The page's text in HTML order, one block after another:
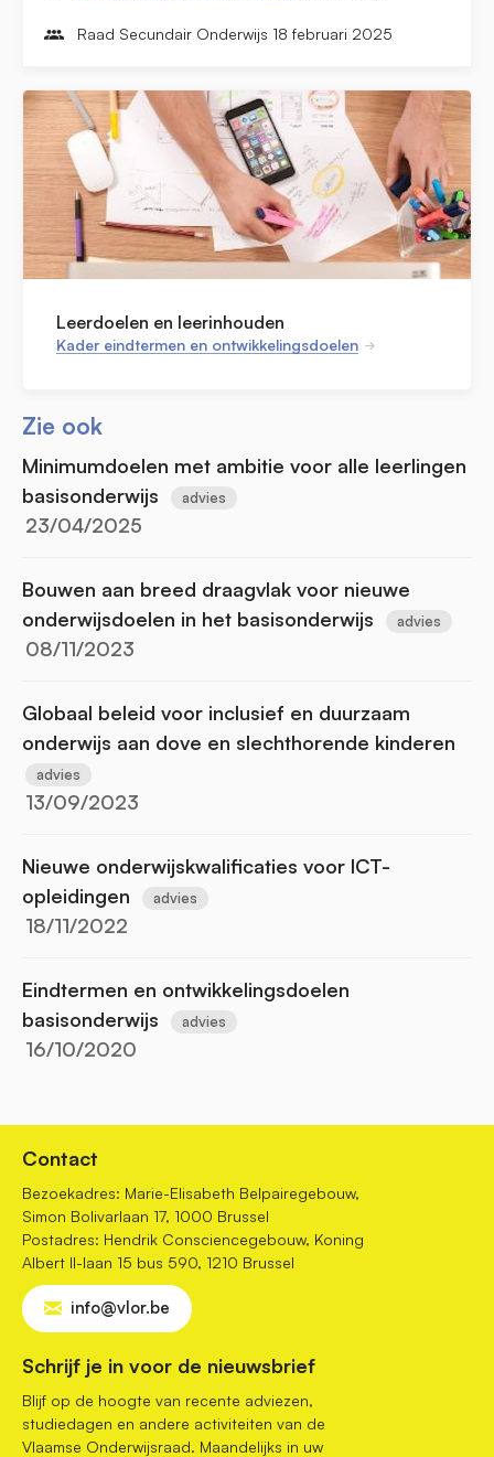
Raad Secundair Onderwijs 18 februari 2025
Leerdoelen en leerinhouden
Kader eindtermen en ontwikkelingsdoelen
Zie ook
Minimumdoelen met ambitie voor alle leerlingen
basisonderwijs
advies
23/04/2025
Bouwen aan breed draagvlak voor nieuwe
onderwijsdoelen in het basisonderwijs
advies
08/11/2023
Globaal beleid voor inclusief en duurzaam
onderwijs aan dove en slechthorende kinderen
advies
13/09/2023
Nieuwe onderwijskwalificaties voor ICT-
opleidingen
advies
18/11/2022
Eindtermen en ontwikkelingsdoelen
basisonderwijs
advies
16/10/2020
Contact
Bezoekadres: Marie-Elisabeth Belpairegebouw,
Simon Bolivarlaan 17, 1000 Brussel
Postadres: Hendrik Consciencegebouw, Koning
Albert II-laan 15 bus 590, 1210 Brussel
info@vlor.be
Schrijf je in voor de nieuwsbrief
Blijf op de hoogte van recente adviezen,
studiedagen en andere activiteiten van de
Vlaamse Onderwijsraad. Maandelijks in uw